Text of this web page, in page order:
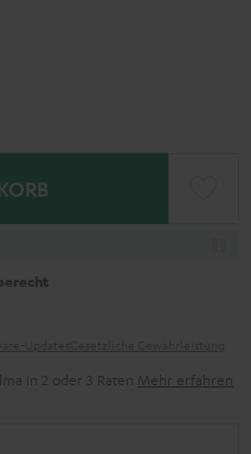
in 2 oder 3 Raten Mehr erfahren